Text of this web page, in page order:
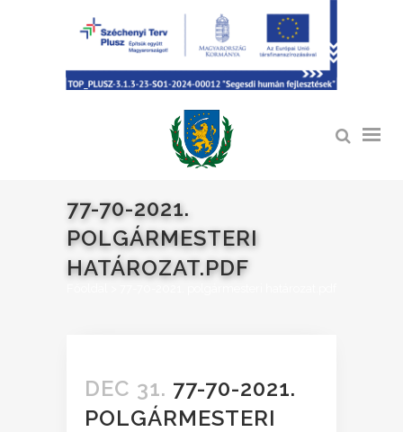
77-70-2021.
POLGÁRMESTERI
HATÁROZAT.PDF
DEC 31. 77-70-2021.
POLGÁRMESTERI